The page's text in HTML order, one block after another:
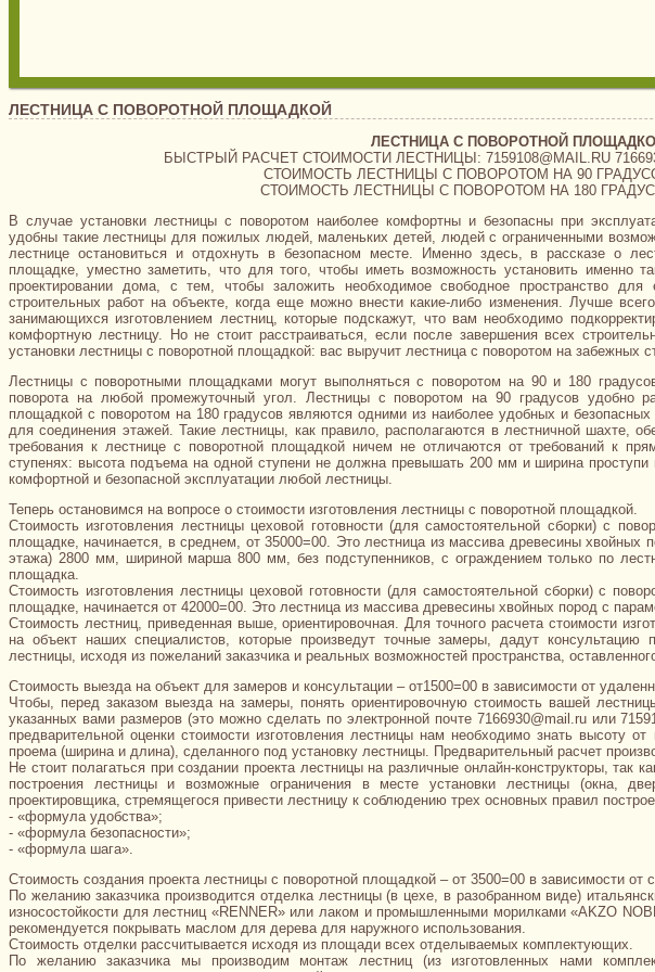
ЛЕСТНИЦА С ПОВОРОТНОЙ ПЛОЩАДКОЙ
ЛЕСТНИЦА С ПОВОРОТНОЙ
БЫСТРЫЙ РАСЧЕТ СТОИМОСТИ ЛЕСТНИЦЫ: 7159108@MAIL.RU
СТОИМОСТЬ ЛЕСТНИЦЫ С ПОВОРОТОМ НА 90
СТОИМОСТЬ ЛЕСТНИЦЫ С ПОВОРОТОМ НА 180
В случае установки лестницы с поворотом наиболее комфортны и безопасны при
удобны такие лестницы для пожилых людей, маленьких детей, людей с ограниченными
лестнице остановиться и отдохнуть в безопасном месте. Именно здесь, в рассказе о
площадке, уместно заметить, что для того, чтобы иметь возможность установить именно
проектировании дома, с тем, чтобы заложить необходимое свободное пространство
строительных работ на объекте, когда еще можно внести какие-либо изменения. Лучше
занимающихся изготовлением лестниц, которые подскажут, что вам необходимо
комфортную лестницу. Но не стоит расстраиваться, если после завершения всех
установки лестницы с поворотной площадкой: вас выручит лестница с поворотом на забежных
Лестницы с поворотными площадками могут выполняться с поворотом на 90 и 180
поворота на любой промежуточный угол. Лестницы с поворотом на 90 градусов удобно
площадкой с поворотом на 180 градусов являются одними из наиболее удобных и
для соединения этажей. Такие лестницы, как правило, располагаются в лестничной шахте,
требования к лестнице с поворотной площадкой ничем не отличаются от требований к
ступенях: высота подъема на одной ступени не должна превышать 200 мм и ширина
комфортной и безопасной эксплуатации любой лестницы.
Теперь остановимся на вопросе о стоимости изготовления лестницы с поворотной площадкой.
Стоимость изготовления лестницы цеховой готовности (для самостоятельной сборки) с
площадке, начинается, в среднем, от 35000=00. Это лестница из массива древесины хвойных
этажа) 2800 мм, шириной марша 800 мм, без подступенников, с ограждением только по
площадка.
Стоимость изготовления лестницы цеховой готовности (для самостоятельной сборки) с
площадке, начинается от 42000=00. Это лестница из массива древесины хвойных пород с
Стоимость лестниц, приведенная выше, ориентировочная. Для точного расчета стоимости
на объект наших специалистов, которые произведут точные замеры, дадут консультацию
лестницы, исходя из пожеланий заказчика и реальных возможностей пространства,
Стоимость выезда на объект для замеров и консультации – от1500=00 в зависимости от
Чтобы, перед заказом выезда на замеры, понять ориентировочную стоимость вашей
указанных вами размеров (это можно сделать по электронной почте 7166930@mail.ru или
предварительной оценки стоимости изготовления лестницы нам необходимо знать высоту
проема (ширина и длина), сделанного под установку лестницы. Предварительный расчет
Не стоит полагаться при создании проекта лестницы на различные онлайн-конструкторы,
построения лестницы и возможные ограничения в месте установки лестницы (окна,
проектировщика, стремящегося привести лестницу к соблюдению трех основных правил
- «формула удобства»;
- «формула безопасности»;
- «формула шага».
Стоимость создания проекта лестницы с поворотной площадкой – от 3500=00 в зависимости от
По желанию заказчика производится отделка лестницы (в цехе, в разобранном виде)
износостойкости для лестниц «RENNER» или лаком и промышленными морилками «AKZO
рекомендуется покрывать маслом для дерева для наружного использования.
Стоимость отделки рассчитывается исходя из площади всех отделываемых комплектующих.
По желанию заказчика мы производим монтаж лестниц (из изготовленных нами